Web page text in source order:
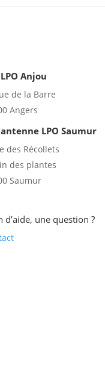
Anjou
de la Barre
Angers
LPO Saumur
des Récollets
des plantes
Saumur
d’aide, une question ?